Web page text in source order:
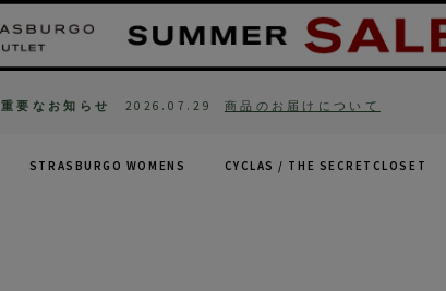
重要なお知らせ 2026.07.29 商品のお届けについて
STRASBURGO WOMENS CYCLAS / THE SECRETCLOSET